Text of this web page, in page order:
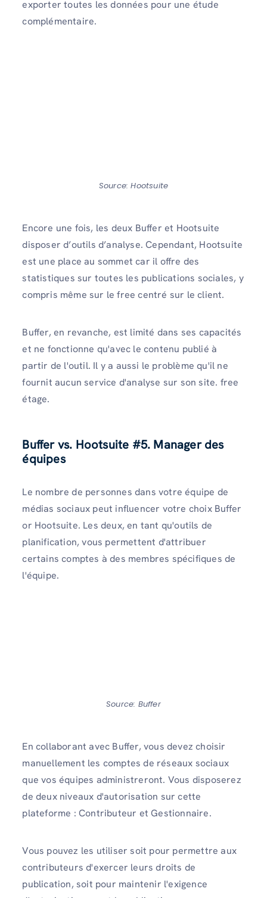
exporter toutes les données pour une étude
complémentaire.
Source: Hootsuite
Encore une fois, les deux Buffer et Hootsuite
disposer d’outils d’analyse. Cependant, Hootsuite
est une place au sommet car il offre des
statistiques sur toutes les publications sociales, y
compris même sur le free centré sur le client.
Buffer, en revanche, est limité dans ses capacités
et ne fonctionne qu'avec le contenu publié à
partir de l'outil. Il y a aussi le problème qu'il ne
fournit aucun service d'analyse sur son site. free
étage.
Buffer vs. Hootsuite #5. Manager des
équipes
Le nombre de personnes dans votre équipe de
médias sociaux peut influencer votre choix Buffer
or Hootsuite. Les deux, en tant qu'outils de
planification, vous permettent d'attribuer
certains comptes à des membres spécifiques de
l'équipe.
Source: Buffer
En collaborant avec Buffer, vous devez choisir
manuellement les comptes de réseaux sociaux
que vos équipes administreront. Vous disposerez
de deux niveaux d'autorisation sur cette
plateforme : Contributeur et Gestionnaire.
Vous pouvez les utiliser soit pour permettre aux
contributeurs d'exercer leurs droits de
publication, soit pour maintenir l'exigence